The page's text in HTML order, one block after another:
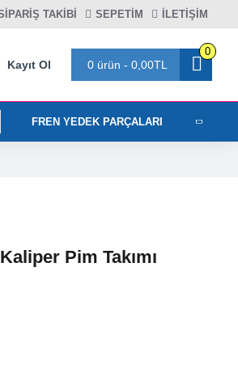
TAKIBI SEPETIM İLETİŞİM
Kayıt Ol 0 ürün - 0,00TL
0
FREN YEDEK PARÇALARI
Pim Takımı